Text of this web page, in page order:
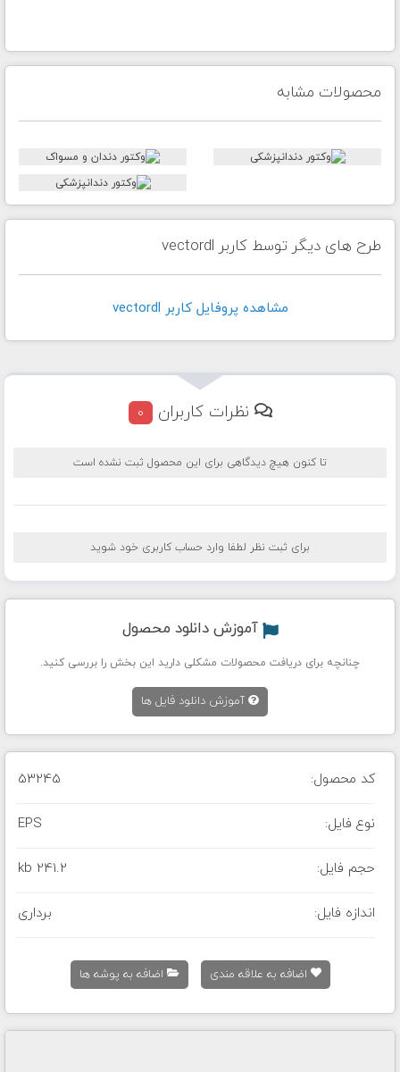
محصولات مشابه
طرح های دیگر توسط کاربر vectordl
مشاهده پروفايل کاربر vectordl
نظرات کاربران 0
تا کنون هیچ دیدگاهی برای این محصول ثبت نشده است
برای ثبت نظر لطفا وارد حساب کاربری خود شوید
آموزش دانلود محصول
چنانچه برای دریافت محصولات مشکلی دارید این بخش را بررسی کنید.
آموزش دانلود فایل ها
کد محصول: 53245
نوع فایل: EPS
حجم فایل: 241.2 kb
اندازه فایل: برداری
اضافه به علاقه مندی اضافه به پوشه ها